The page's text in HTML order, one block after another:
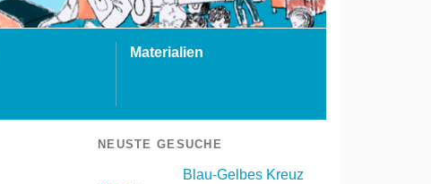
Materialien
NEUSTE GESUCHE
Blau-Gelbes Kreuz